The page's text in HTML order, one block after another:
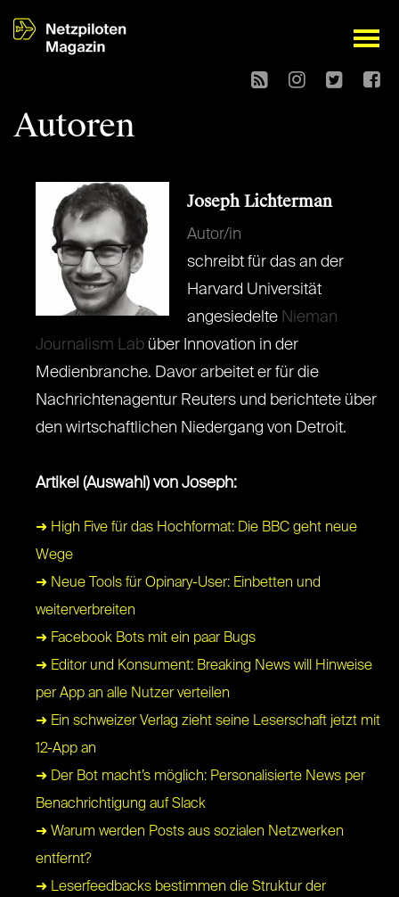
open
Autoren
Joseph Lichterman
Autor/in
schreibt für das an der
Harvard Universität
angesiedelte Nieman
Journalism Lab über Innovation in der
Medienbranche. Davor arbeitet er für die
Nachrichtenagentur Reuters und berichtete über
den wirtschaftlichen Niedergang von Detroit.
Artikel (Auswahl) von Joseph:
➜ High Five für das Hochformat: Die BBC geht neue
Wege
➜ Neue Tools für Opinary-User: Einbetten und
weiterverbreiten
➜ Facebook Bots mit ein paar Bugs
➜ Editor und Konsument: Breaking News will Hinweise
per App an alle Nutzer verteilen
➜ Ein schweizer Verlag zieht seine Leserschaft jetzt mit
12-App an
➜ Der Bot macht’s möglich: Personalisierte News per
Benachrichtigung auf Slack
➜ Warum werden Posts aus sozialen Netzwerken
entfernt?
➜ Leserfeedbacks bestimmen die Struktur der